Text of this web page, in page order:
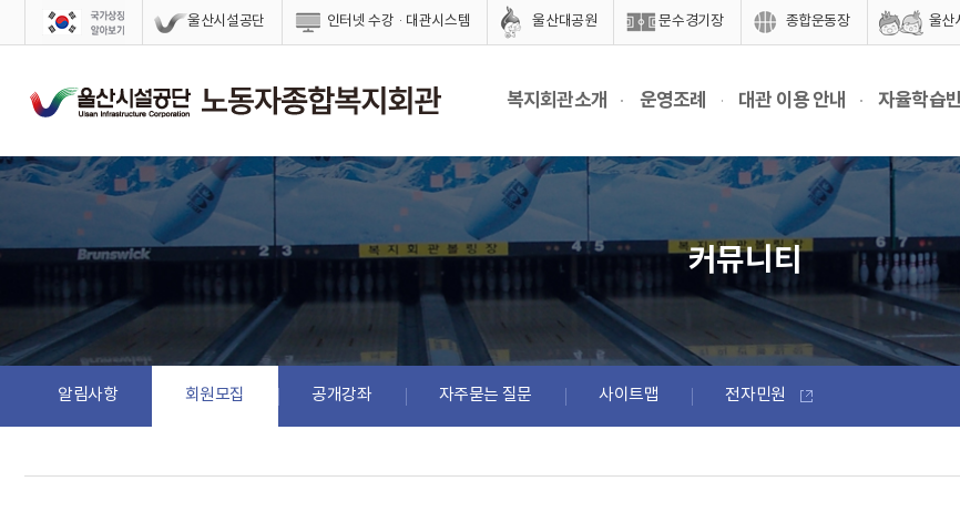
스킵네비게이션 울산시설공단 인터넷 수강·대관시스템 울산대공원 문수경기장 종합운동장 울산
복지회관소개 운영조례 대관 이용 안내 자율학습
커뮤니티
알림사항 회원모집 공개강좌 자주묻는 질문 사이트맵 전자민원